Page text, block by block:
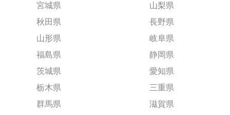
宮城県
秋田県
山形県
福島県
茨城県
栃木県
群馬県
山梨県
長野県
岐阜県
静岡県
愛知県
三重県
滋賀県